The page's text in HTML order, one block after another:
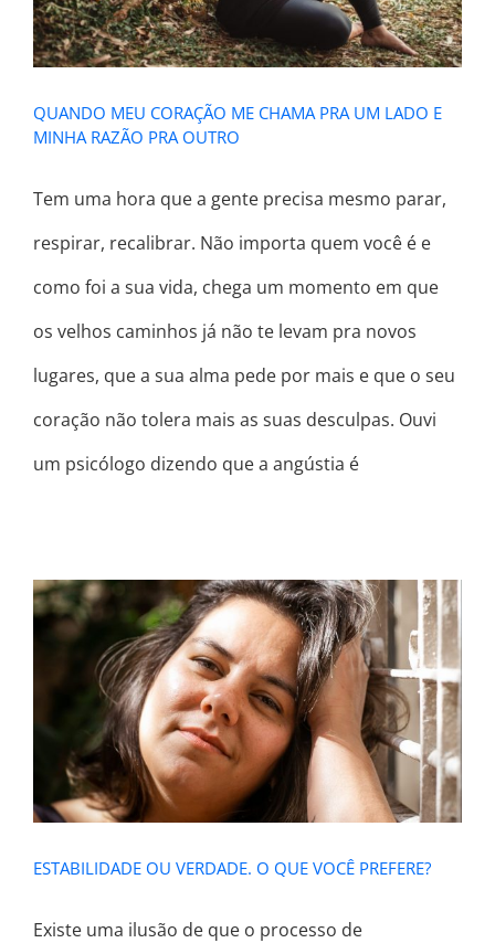
QUANDO MEU CORAÇÃO ME CHAMA PRA UM LADO E
MINHA RAZÃO PRA OUTRO
Tem uma hora que a gente precisa mesmo parar,
respirar, recalibrar. Não importa quem você é e
como foi a sua vida, chega um momento em que
os velhos caminhos já não te levam pra novos
lugares, que a sua alma pede por mais e que o seu
coração não tolera mais as suas desculpas. Ouvi
um psicólogo dizendo que a angústia é
ESTABILIDADE OU VERDADE. O QUE
VOCÊ PREFERE?
ESTABILIDADE OU VERDADE. O QUE VOCÊ PREFERE?
Existe uma ilusão de que o processo de